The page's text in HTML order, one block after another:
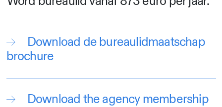
Download de bureaulidmaatschap
brochure
Download the agency membership